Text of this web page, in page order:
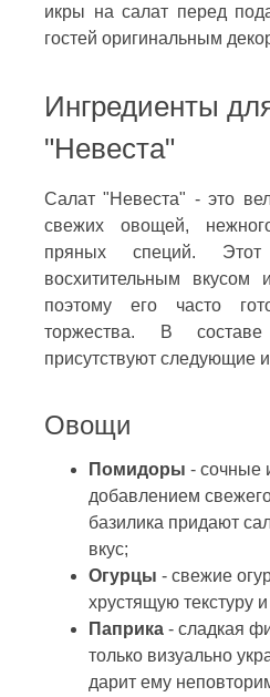
икры на салат перед
гостей оригинальным
Ингредиенты
"Невеста"
Салат "Невеста" - это
свежих овощей,
пряных специй. Этот
восхитительным вкусом
поэтому его часто
торжества. В
присутствуют следующие
Овощи
Помидоры - сочные
добавлением
базилика придают
вкус;
Огурцы - свежие
хрустящую текстуру
Паприка - сладкая
только визуально
дарит ему